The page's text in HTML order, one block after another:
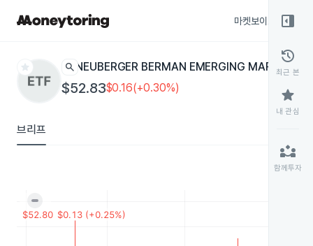
마켓보이스
star search NEUBERGER BERMAN EMERGING MARKETS
$52.83$0.16(+0.30%)
브리프
right_panel_open
history
최근 본
star
내 관심
partner_exchange
함께투자